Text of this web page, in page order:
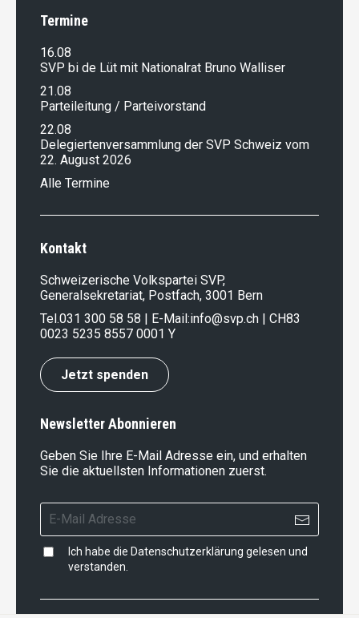
Termine
16.08
SVP bi de Lüt mit Nationalrat Bruno Walliser
21.08
Parteileitung / Parteivorstand
22.08
Delegiertenversammlung der SVP Schweiz vom
22. August 2026
Alle Termine
Kontakt
Schweizerische Volkspartei SVP,
Generalsekretariat, Postfach, 3001 Bern
Tel.031 300 58 58 | E-Mail:info@svp.ch | CH83
0023 5235 8557 0001 Y
Jetzt spenden
Newsletter Abonnieren
Geben Sie Ihre E-Mail Adresse ein, und erhalten
Sie die aktuellsten Informationen zuerst.
Ich habe die Datenschutzerklärung gelesen und
verstanden.